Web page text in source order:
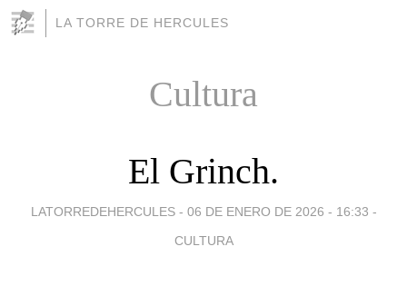
LA TORRE DE HERCULES
Cultura
El Grinch.
LATORREDEHERCULES - 06 DE ENERO DE 2026 - 16:33 -
CULTURA